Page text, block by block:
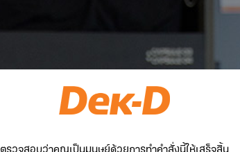
ตรวจสอบว่าคุณเป็นมนุษย์ด้วยการทำคำสั่งนี้ให้เสร็จสิ้น